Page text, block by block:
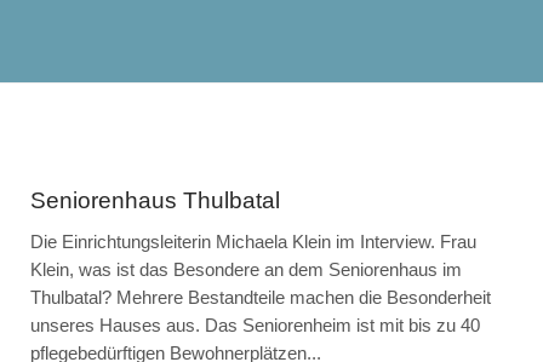
Seniorenhaus Thulbatal
Die Einrichtungsleiterin Michaela Klein im Interview. Frau
Klein, was ist das Besondere an dem Seniorenhaus im
Thulbatal? Mehrere Bestandteile machen die Besonderheit
unseres Hauses aus. Das Seniorenheim ist mit bis zu 40
pflegebedürftigen Bewohnerplätzen...